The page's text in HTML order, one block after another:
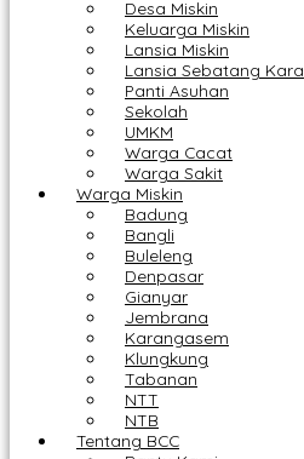
Desa Miskin
Keluarga Miskin
Lansia Miskin
Lansia Sebatang Kara
Panti Asuhan
Sekolah
UMKM
Warga Cacat
Warga Sakit
Warga Miskin
Badung
Bangli
Buleleng
Denpasar
Gianyar
Jembrana
Karangasem
Klungkung
Tabanan
NTT
NTB
Tentang BCC